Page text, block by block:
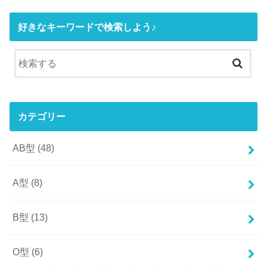
好きなキーワードで検索しよう♪
カテゴリー
AB型 (48)
A型 (8)
B型 (13)
O型 (6)